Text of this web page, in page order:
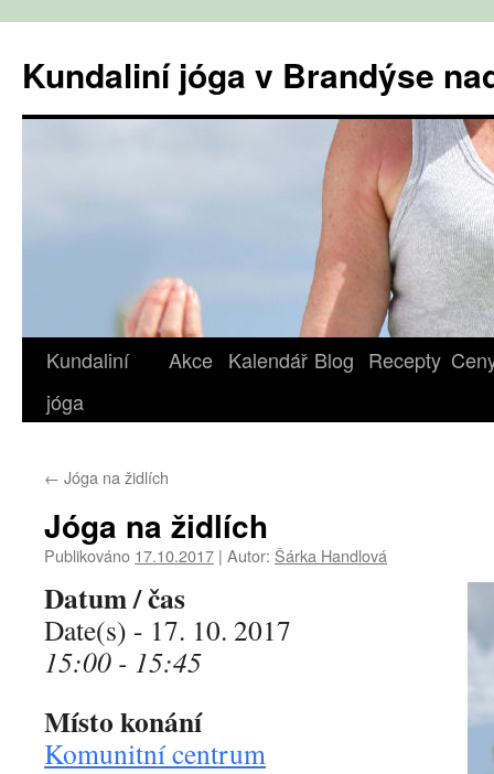
obsahu
webu
Kundaliní jóga v Brandýse
Kundaliní
jóga
Akce Kalendář Blog Recepty
← Jóga na židlích
Jóga na židlích
Publikováno 17.10.2017 | Autor: Šárka Handlová
Datum / čas
Date(s) - 17. 10. 2017
15:00 - 15:45
Místo konání
Komunitní centrum